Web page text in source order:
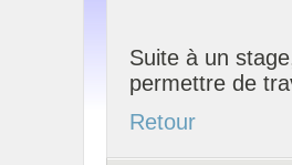
Suite à un
permettre de
Retour